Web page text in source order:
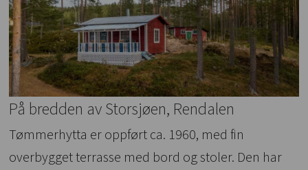
På bredden av Storsjøen, Rendalen
Tømmerhytta er oppført ca. 1960, med fin
overbygget terrasse med bord og stoler. Den har